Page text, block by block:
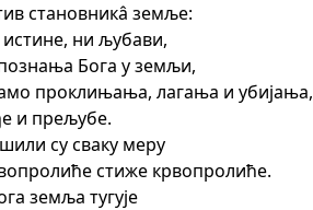
становникâ земље:
ни љубави,
Бога у земљи,
проклињања, лагања и убијања,
и прељубе.
су сваку меру
стиже крвопролиће.
земља тугује